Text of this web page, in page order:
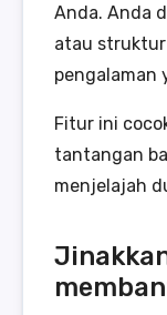
Anda. Anda
atau
pengalaman
Fitur ini
tantangan
menjelajah